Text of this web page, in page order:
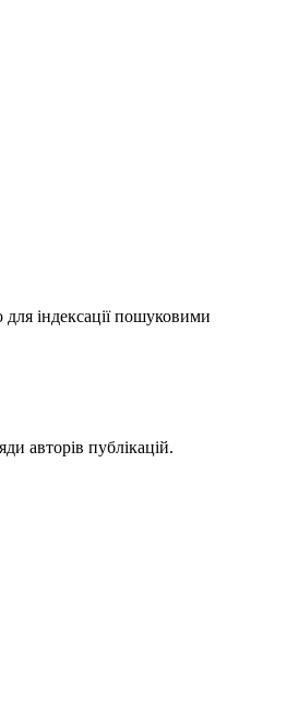
для індексації пошуковими
авторів публікацій.